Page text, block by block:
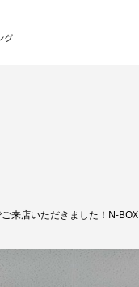
来店いただきました！N-BOX